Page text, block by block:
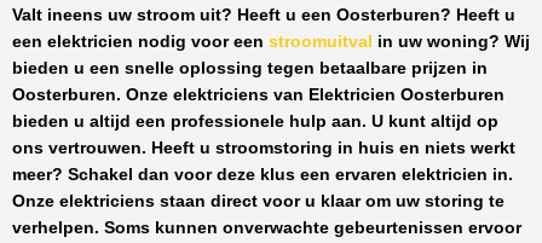
Valt ineens uw stroom uit? Heeft u een Oosterburen? Heeft u
een elektricien nodig voor een stroomuitval in uw woning? Wij
bieden u een snelle oplossing tegen betaalbare prijzen in
Oosterburen. Onze elektriciens van Elektricien Oosterburen
bieden u altijd een professionele hulp aan. U kunt altijd op
ons vertrouwen. Heeft u stroomstoring in huis en niets werkt
meer? Schakel dan voor deze klus een ervaren elektricien in.
Onze elektriciens staan direct voor u klaar om uw storing te
verhelpen. Soms kunnen onverwachte gebeurtenissen ervoor